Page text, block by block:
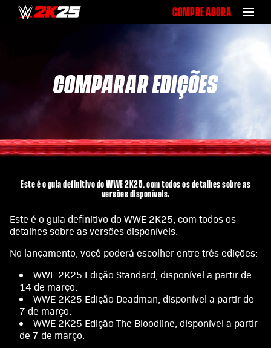
COMPRE AGORA
COMPARAR EDIÇÕES
Este é o guia definitivo do WWE 2K25, com todos os detalhes sobre as
versões disponíveis.
Este é o guia definitivo do WWE 2K25, com todos os
detalhes sobre as versões disponíveis.
No lançamento, você poderá escolher entre três edições:
WWE 2K25 Edição Standard, disponível a partir de
14 de março.
WWE 2K25 Edição Deadman, disponível a partir de
7 de março.
WWE 2K25 Edição The Bloodline, disponível a partir
de 7 de março.